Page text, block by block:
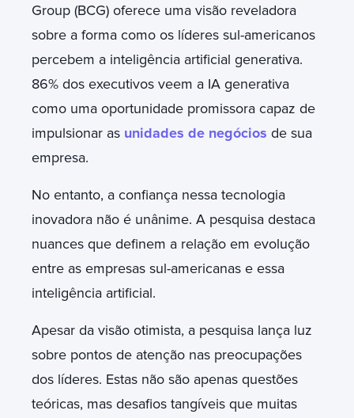
Group (BCG) oferece uma visão reveladora
sobre a forma como os líderes sul-americanos
percebem a inteligência artificial generativa.
86% dos executivos veem a IA generativa
como uma oportunidade promissora capaz de
impulsionar as unidades de negócios de sua
empresa.
No entanto, a confiança nessa tecnologia
inovadora não é unânime. A pesquisa destaca
nuances que definem a relação em evolução
entre as empresas sul-americanas e essa
inteligência artificial.
Apesar da visão otimista, a pesquisa lança luz
sobre pontos de atenção nas preocupações
dos líderes. Estas não são apenas questões
teóricas, mas desafios tangíveis que muitas